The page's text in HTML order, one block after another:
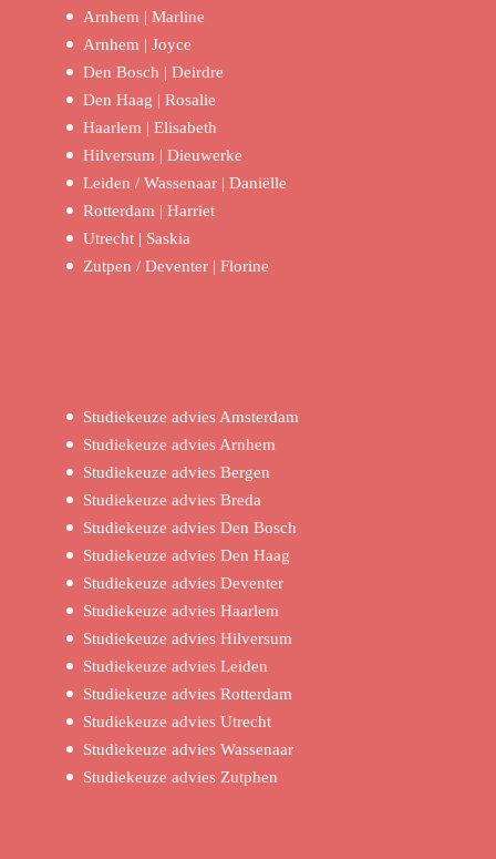
Arnhem | Marline
Arnhem | Joyce
Den Bosch | Deirdre
Den Haag | Rosalie
Haarlem | Elisabeth
Hilversum | Dieuwerke
Leiden / Wassenaar | Daniëlle
Rotterdam | Harriet
Utrecht | Saskia
Zutpen / Deventer | Florine
Studiekeuze advies Amsterdam
Studiekeuze advies Arnhem
Studiekeuze advies Bergen
Studiekeuze advies Breda
Studiekeuze advies Den Bosch
Studiekeuze advies Den Haag
Studiekeuze advies Deventer
Studiekeuze advies Haarlem
Studiekeuze advies Hilversum
Studiekeuze advies Leiden
Studiekeuze advies Rotterdam
Studiekeuze advies Utrecht
Studiekeuze advies Wassenaar
Studiekeuze advies Zutphen